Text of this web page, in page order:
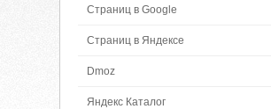
Страниц в Google
Страниц в Яндексе
Dmoz
Яндекс Каталог